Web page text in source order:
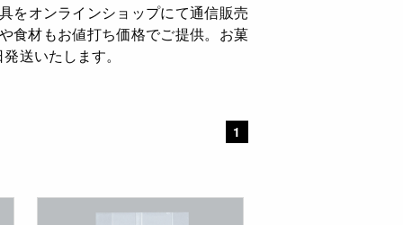
をオンラインショップにて通信販売
食材もお値打ち価格でご提供。お菓
送いたします。
1